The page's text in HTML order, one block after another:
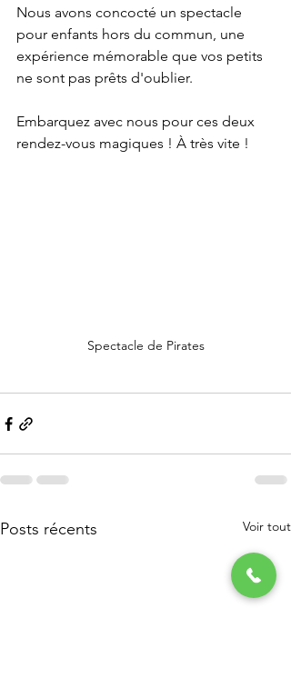
Nous avons concocté un spectacle
pour enfants hors du commun, une
expérience mémorable que vos petits
ne sont pas prêts d'oublier.
Embarquez avec nous pour ces deux
rendez-vous magiques ! À très vite !
Spectacle de Pirates
Posts récents Voir tout